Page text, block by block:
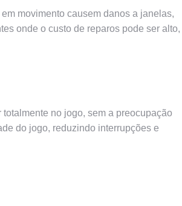
movimento causem danos a janelas,
onde o custo de reparos pode ser alto,
no jogo, sem a preocupação
do jogo, reduzindo interrupções e